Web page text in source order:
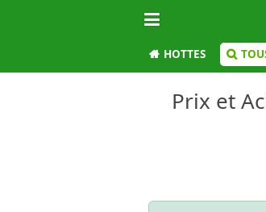
HOTTES
Prix et